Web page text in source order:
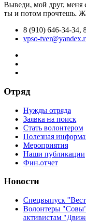
Выведи, мой друг, меня
ты и потом прочтешь.
8 (910) 646-34-34,
vpso-
Отряд
Нужды отряда
Заявка на поиск
Стать волонтером
Полезная
Мероприятия
Наши публикации
Фин.отчет
Новости
Спецвыпуск
Волонтеры "Совы"
активистам